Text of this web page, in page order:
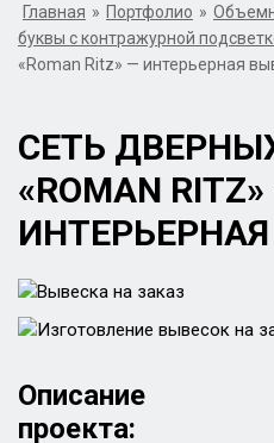
Главная » Портфолио »
буквы с контражурной
«Roman Ritz» — интерьерная
СЕТЬ
«ROMAN
Описание
проекта: